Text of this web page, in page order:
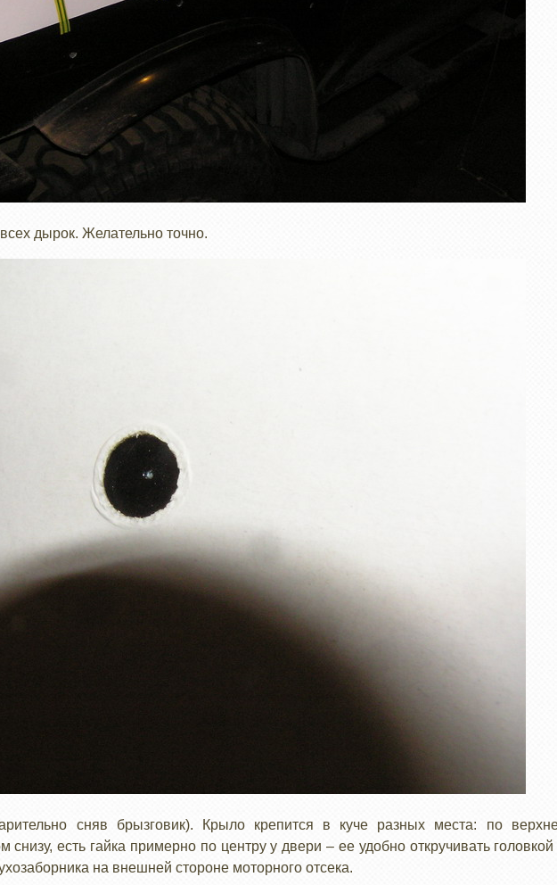
дырок. Желательно точно.
сняв брызговик). Крыло крепится в куче разных места: по
есть гайка примерно по центру у двери – ее удобно откручивать
на внешней стороне моторного отсека.